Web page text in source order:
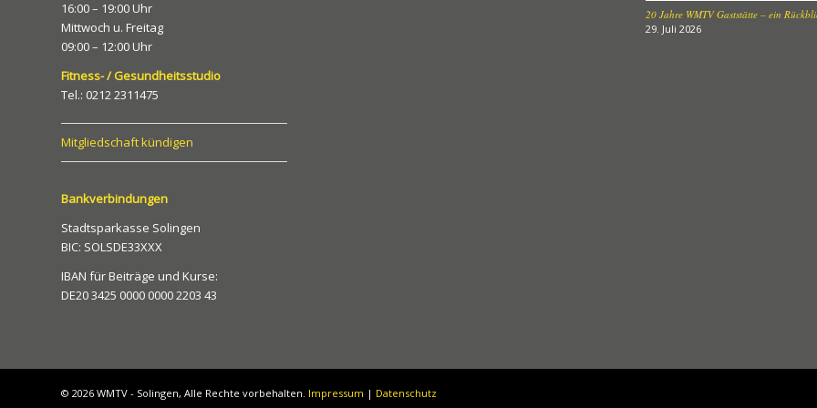
16:00 – 19:00 Uhr
Mittwoch u. Freitag
09:00 – 12:00 Uhr
Fitness- / Gesundheitsstudio
Tel.: 0212 2311475
Mitgliedschaft kündigen
Bankverbindungen
Stadtsparkasse Solingen
BIC: SOLSDE33XXX
IBAN für Beiträge und Kurse:
DE20 3425 0000 0000 2203 43
20 Jahre WMTV Gaststätte – ein
29. Juli 2026
© 2026 WMTV - Solingen, Alle Rechte vorbehalten. Impressum | Datenschutz